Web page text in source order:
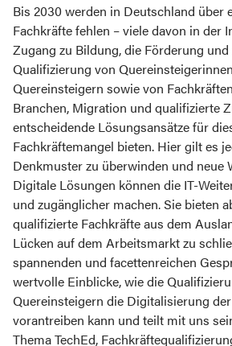
Bis 2030 werden in Deutschland über
Fachkräfte fehlen – viele davon in der
Zugang zu Bildung, die Förderung und
Qualifizierung von
Quereinsteigern sowie von
Branchen, Migration und qualifizierte
entscheidende Lösungsansätze für
Fachkräftemangel bieten. Hier gilt es
Denkmuster zu überwinden und neue
Digitale Lösungen können die IT-
und zugänglicher machen. Sie bieten
qualifizierte Fachkräfte aus dem
Lücken auf dem Arbeitsmarkt zu
spannenden und facettenreichen
wertvolle Einblicke, wie die
Quereinsteigern die Digitalisierung
vorantreiben kann und teilt mit uns
Thema TechEd,